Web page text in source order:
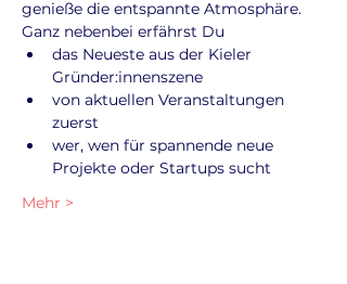
genieße die entspannte Atmosphäre.
Ganz nebenbei erfährst Du
das Neueste aus der Kieler
Gründer:innenszene
von aktuellen Veranstaltungen
zuerst
wer, wen für spannende neue
Projekte oder Startups sucht
Mehr >